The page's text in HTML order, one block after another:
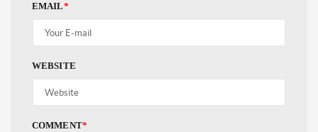
EMAIL*
WEBSITE
COMMENT*